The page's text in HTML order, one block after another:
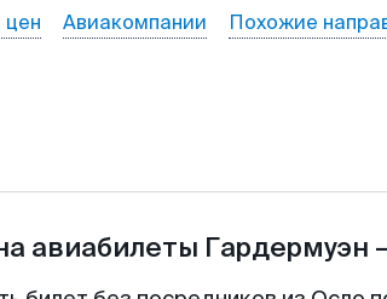
цен Авиакомпании Похожие
авиабилеты Гардермуэн